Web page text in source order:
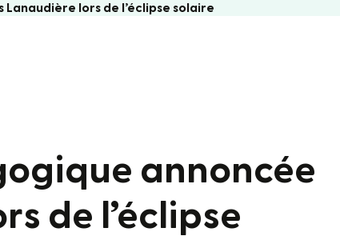
lors de l’éclipse solaire
annoncée
de l’éclipse